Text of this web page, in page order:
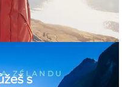
ZÉLANDU
s